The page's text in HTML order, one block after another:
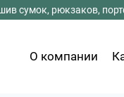
сумок, рюкзаков,
О компании